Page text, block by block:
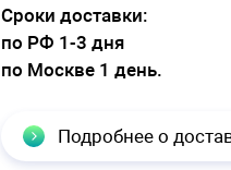
Cроки доставки:
по РФ 1-3 дня
по Москве 1 день.
Подробнее о